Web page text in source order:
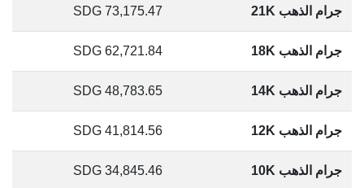
جرام الذهب 21K 73,175.47
جرام الذهب 18K 62,721.84
جرام الذهب 14K 48,783.65
جرام الذهب 12K 41,814.56
جرام الذهب 10K 34,845.46